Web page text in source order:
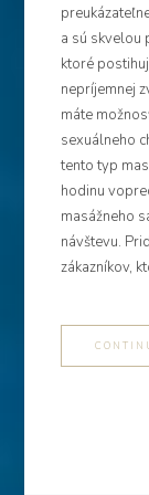
a sú skvelou
ktoré
nepríjemnej
máte
sexuálneho
tento typ
hodinu
masážneho
návštevu.
zákazníkov,